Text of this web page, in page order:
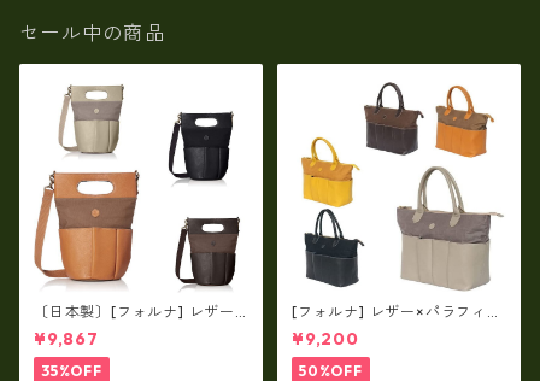
セール中の商品
〔日本製〕[フォルナ] レザー×
パラフィン筒型2way シュリン
クレザー×79Aパラフィン fo
-259630
¥9,867
35%OFF
[フォルナ] レザー×パラフィン
筒型2way シュリンクレザー×
79Aパラフィン トートL fo-2
59632
¥9,200
50%OFF